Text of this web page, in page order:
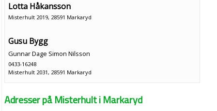
Lotta Håkansson
Misterhult 2019, 28591 Markaryd
Gusu Bygg
Gunnar Dage Simon Nilsson
0433-16248
Misterhult 2031, 28591 Markaryd
0433-10888
Misterhult 361, 28591 Markaryd
Adresser på Misterhult i Markaryd